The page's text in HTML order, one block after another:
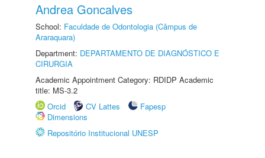
Andrea Goncalves
School: Faculdade de Odontologia (Câmpus de
Araraquara)
Department: DEPARTAMENTO DE DIAGNÓSTICO E
CIRURGIA
Academic Appointment Category: RDIDP Academic
title: MS-3.2
Orcid
CV Lattes
Fapesp
Dimensions
Repositório Institucional UNESP